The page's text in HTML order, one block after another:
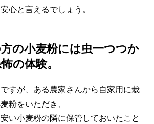
心と言えるでしょう。
の小麦粉には虫一つつか
の体験。
すが、ある農家さんから自家用に栽
粉をいただき、
い小麦粉の隣に保管しておいたこと